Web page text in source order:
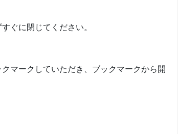
ぐに閉じてください。
マークしていただき、ブックマークから開